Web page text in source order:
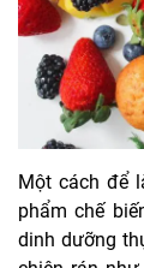
Một cách để
phẩm chế
dinh dưỡng